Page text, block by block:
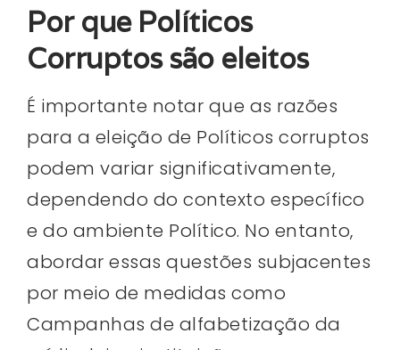
Por que Políticos
Corruptos são eleitos
É importante notar que as razões
para a eleição de Políticos corruptos
podem variar significativamente,
dependendo do contexto específico
e do ambiente Político. No entanto,
abordar essas questões subjacentes
por meio de medidas como
Campanhas de alfabetização da